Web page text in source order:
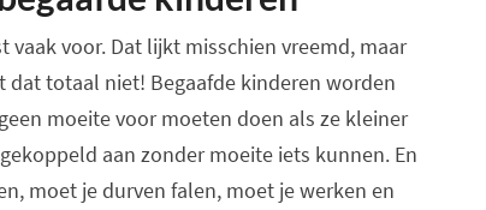
voor. Dat lijkt misschien vreemd, maar
dat totaal niet! Begaafde kinderen worden
moeite voor moeten doen als ze kleiner
aan zonder moeite iets kunnen. En
moet je durven falen, moet je werken en